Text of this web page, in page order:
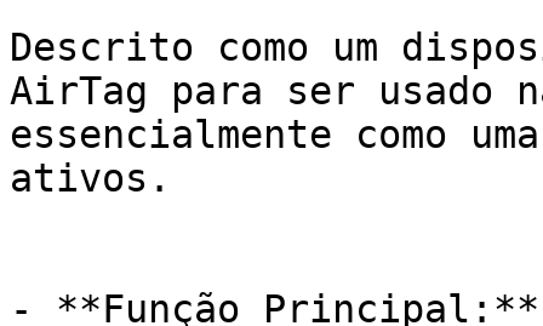
Descrito como um
AirTag para ser usado
essencialmente como
ativos.
- **Função